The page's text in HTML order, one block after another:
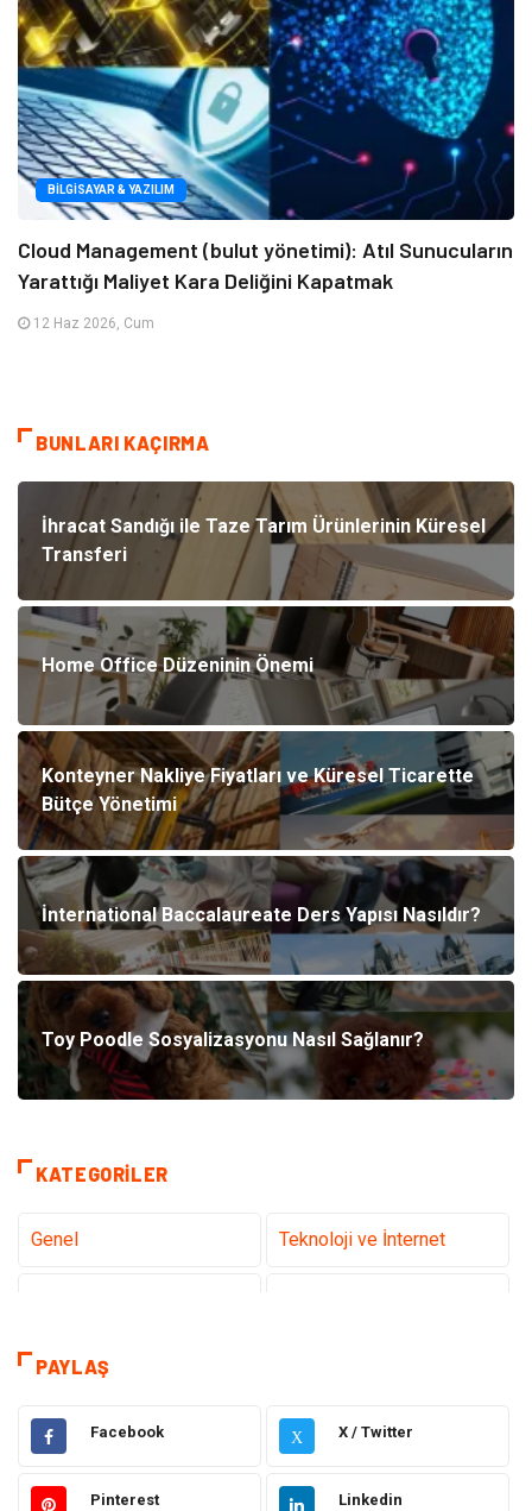
BILGISAYAR & YAZILIM
Cloud Management (bulut yönetimi): Atıl Sunucuların
Yarattığı Maliyet Kara Deliğini Kapatmak
12 Haz 2026, Cum
BUNLARI KAÇIRMA
İhracat Sandığı ile Taze Tarım Ürünlerinin Küresel
Transferi
Home Office Düzeninin Önemi
Konteyner Nakliye Fiyatları ve Küresel Ticarette
Bütçe Yönetimi
İnternational Baccalaureate Ders Yapısı Nasıldır?
Toy Poodle Sosyalizasyonu Nasıl Sağlanır?
KATEGORILER
Genel Teknoloji ve İnternet
Sağlık
Hukuk Dekorasyon
Elektrik & Elektronik Giyim
PAYLAŞ
Facebook X X / Twitter
Pinterest Linkedin